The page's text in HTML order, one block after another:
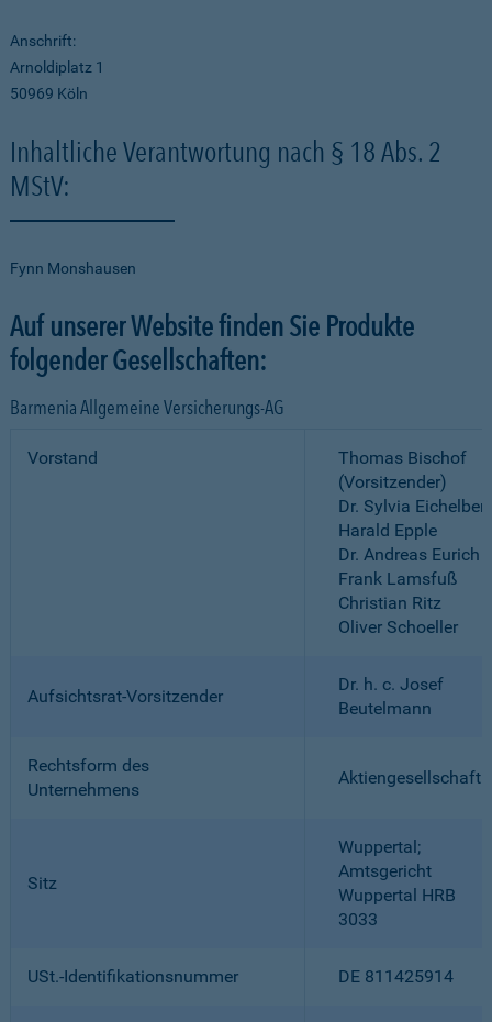
Anschrift:
Arnoldiplatz 1
50969 Köln
Inhaltliche Verantwortung nach § 18 Abs. 2
MStV:
Fynn Monshausen
Auf unserer Website finden Sie Produkte
folgender Gesellschaften:
Barmenia Allgemeine Versicherungs-AG
Vorstand
Thomas Bischof
(Vorsitzender)
Dr. Sylvia
Harald Epple
Dr. Andreas Eurich
Frank Lamsfuß
Christian Ritz
Oliver Schoeller
Aufsichtsrat-Vorsitzender
Dr. h. c. Josef
Beutelmann
Rechtsform des
Unternehmens
Aktiengesellschaft
Sitz
Wuppertal;
Amtsgericht
Wuppertal HRB
3033
USt.-Identifikationsnummer DE 811425914